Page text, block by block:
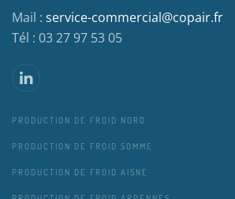
Mail : service-commercial@copair.fr
Tél : 03 27 97 53 05
PRODUCTION DE FROID NORD
PRODUCTION DE FROID SOMME
PRODUCTION DE FROID AISNE